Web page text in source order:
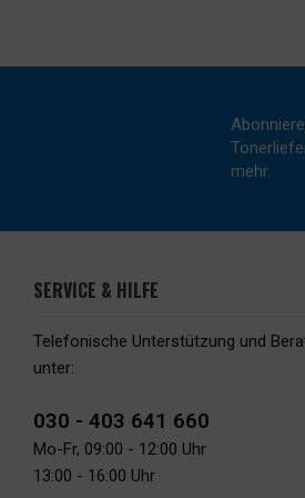
mehr.
SERVICE & HILFE
Telefonische Unterstützung und
unter:
030 - 403 641 660
Mo-Fr, 09:00 - 12:00 Uhr
13:00 - 16:00 Uhr